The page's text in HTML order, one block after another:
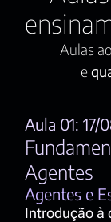
Aulas
e
Aula 01: 17/
Agentes
Agentes e
Introdução à